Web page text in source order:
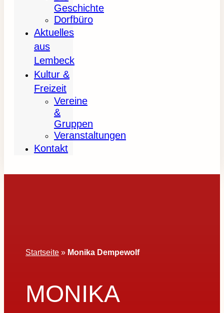
Geschichte
Dorfbüro
Aktuelles
aus
Lembeck
Kultur &
Freizeit
Vereine
&
Gruppen
Veranstaltungen
Kontakt
Startseite » Monika Dempewolf
MONIKA